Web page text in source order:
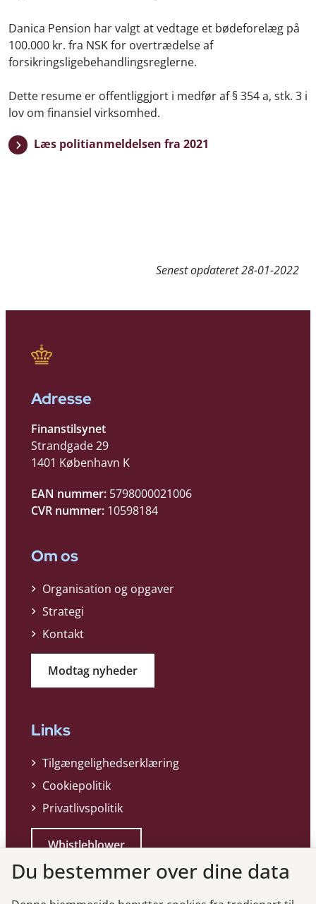
Danica Pension har valgt at vedtage et bødeforelæg på
100.000 kr. fra NSK for overtrædelse af
forsikringsligebehandlingsreglerne.
Dette resume er offentliggjort i medfør af § 354 a, stk. 3 i
lov om finansiel virksomhed.
Læs politianmeldelsen fra 2021
Senest opdateret28-01-2022
Adresse
Finanstilsynet
Strandgade 29
1401 København K
EAN nummer: 5798000021006
CVR nummer: 10598184
Om os
Organisation og opgaver
Strategi
Kontakt
Modtag nyheder
Links
Tilgængelighedserklæring
Cookiepolitik
Privatlivspolitik
Whistleblower
Du bestemmer over dine data